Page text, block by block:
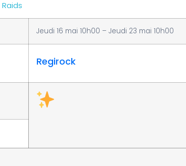
Raids
Jeudi 16 mai 10h00 – Jeudi 23 mai 10h00
Regirock